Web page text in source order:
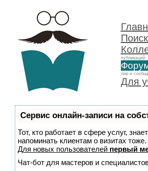
публикаций
тем и
Для
Сервис онлайн-записи на
Тот, кто работает в сфере услуг,
напоминать клиентам о визитах
Для новых пользователей первый
Чат-бот для мастеров и